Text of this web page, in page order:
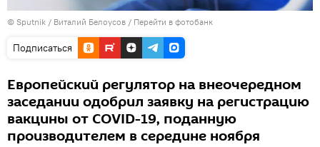
© Sputnik / Виталий Белоусов / Перейти в фотобанк
Подписаться
Европейский регулятор на внеочередном
заседании одобрил заявку на регистрацию
вакцины от COVID-19, поданную
производителем в середине ноября